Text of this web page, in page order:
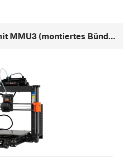
Original Prusa MK4S mit MMU3 (montiertes Bündel) (1.0)